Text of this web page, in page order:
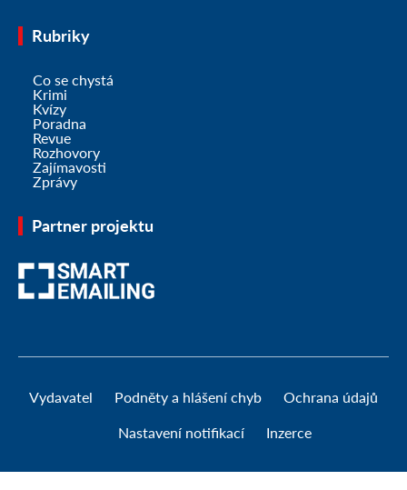
Rubriky
Co se chystá
Krimi
Kvízy
Poradna
Revue
Rozhovory
Zajímavosti
Zprávy
Partner projektu
Vydavatel Podněty a hlášení chyb Ochrana údajů
Nastavení notifikací Inzerce